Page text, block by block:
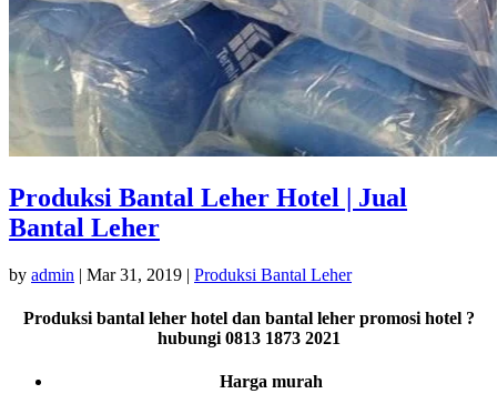
Produksi Bantal Leher Hotel | Jual
Bantal Leher
by admin | Mar 31, 2019 | Produksi Bantal Leher
Produksi bantal leher hotel dan bantal leher promosi hotel ?
hubungi 0813 1873 2021
Harga murah